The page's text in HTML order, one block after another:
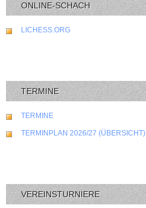
ONLINE-SCHACH
LICHESS.ORG
TERMINE
TERMINE
TERMINPLAN 2026/27 (ÜBERSICHT)
VEREINSTURNIERE